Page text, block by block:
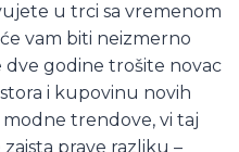
u trci sa vremenom
vam biti neizmerno
dve godine trošite novac
i kupovinu novih
trendove, vi taj
prave razliku –